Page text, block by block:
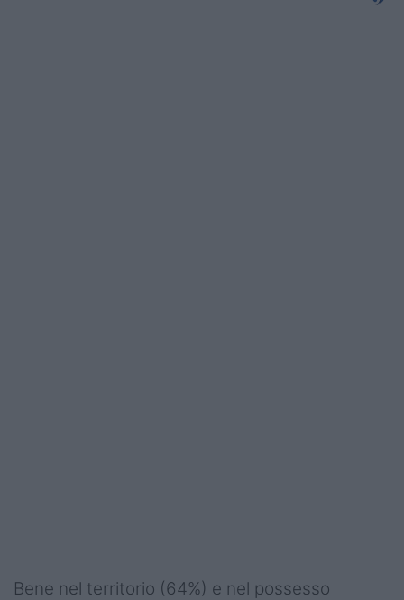
Bene nel territorio (64%) e nel possesso